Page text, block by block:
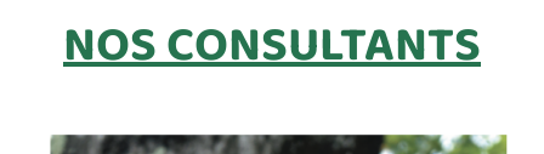
NOS CONSULTANTS